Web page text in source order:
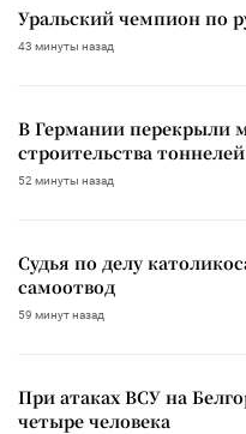
Уральский чемпион по
43 минуты назад
В Германии перекрыли
строительства
52 минуты назад
Судья по делу
самоотвод
59 минут назад
При атаках ВСУ на
четыре человека